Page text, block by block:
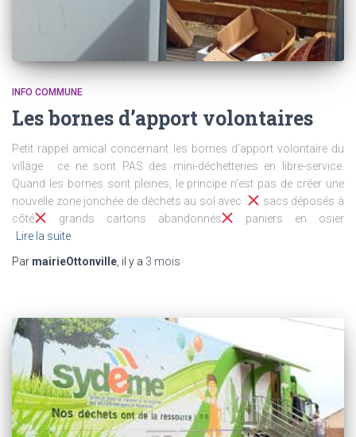
INFO COMMUNE
Les bornes d’apport volontaires
Petit rappel amical concernant les bornes d’apport volontaire du
village : ce ne sont PAS des mini-déchetteries en libre-service.
Quand les bornes sont pleines, le principe n’est pas de créer une
nouvelle zone jonchée de déchets au sol avec :
sacs déposés à
côté
grands cartons abandonnés
paniers en osier
Lire la suite
Par mairieOttonville , il y a 3 mois